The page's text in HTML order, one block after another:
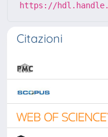
https://
Citazioni